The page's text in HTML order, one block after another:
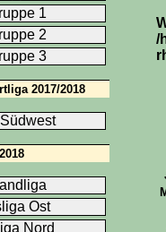
/
1
2
3
2017/2018
Ost
Nord